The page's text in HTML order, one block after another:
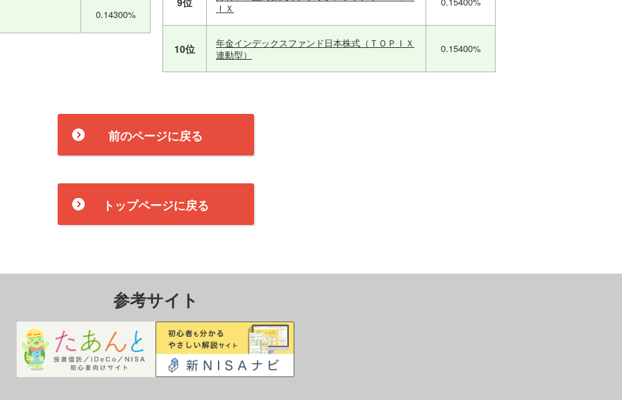
0.14300%
ＩＸ
10位
年金インデックスファンド日本株式（ＴＯＰＩＸ
連動型）
0.15400%
前のページに戻る
トップページに戻る
参考サイト